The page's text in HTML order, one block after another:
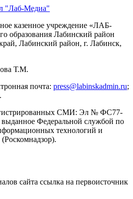
"Лаб-Медиа"
казенное учреждение «ЛАБ-
Лабинский район
Лабинский район, г. Лабинск,
Т.М.
почта: press@labinskadmin.ru;
СМИ: Эл № ФС77-
выданное Федеральной службой по
технологий и
сайта ссылка на первоисточник